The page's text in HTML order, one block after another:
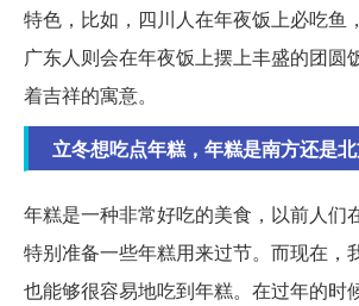
特色，比如，四川人在年夜饭上必吃鱼
广东人则会在年夜饭上摆上丰盛的团圆
着吉祥的寓意。
立冬想吃点年糕，年糕是南方还是
年糕是一种非常好吃的美食，以前人们
特别准备一些年糕用来过节。而现在，
也能够很容易地吃到年糕。在过年的时